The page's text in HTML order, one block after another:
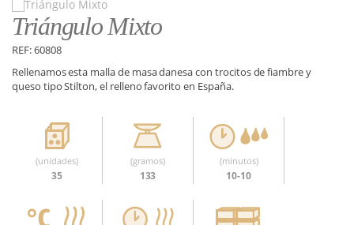
Triángulo Mixto
REF: 60808
Rellenamos esta malla de masa danesa con trocitos de fiambre y
queso tipo Stilton, el relleno favorito en España.
(unidades)
35
(gramos)
133
(minutos)
10-10